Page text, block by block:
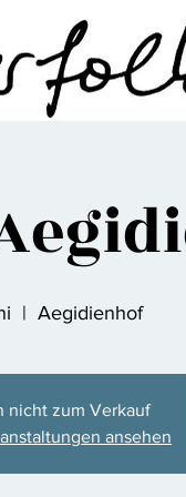
  |
Aegidienhof
nicht zum Verkauf
ansehen